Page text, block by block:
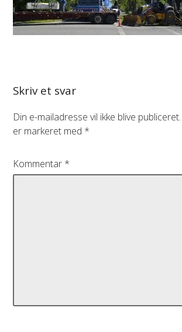
Skriv et svar
Din e-mailadresse vil ikke blive publiceret.
er markeret med *
Kommentar *